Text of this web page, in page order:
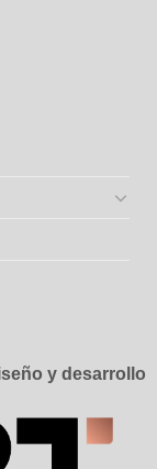
y desarrollo